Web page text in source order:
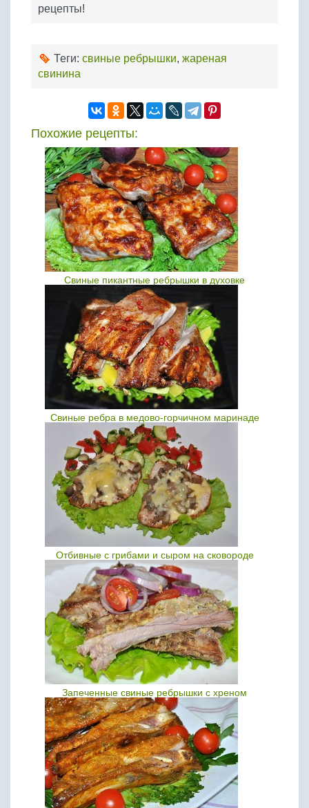
рецепты!
Теги: свиные ребрышки, жареная
свинина
Похожие рецепты:
Свиные пикантные ребрышки в духовке
Свиные ребра в медово-горчичном маринаде
Отбивные с грибами и сыром на сковороде
Запеченные свиные ребрышки с хреном